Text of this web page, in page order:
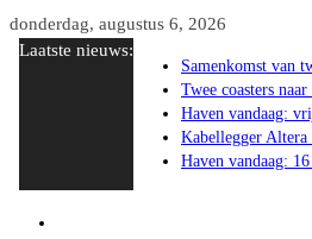
Ga
naar
donderdag, augustus 6, 2026
Laatste nieuws:
Samenkomst van
Twee coasters naar
Haven vandaag:
Kabellegger
Haven vandaag: